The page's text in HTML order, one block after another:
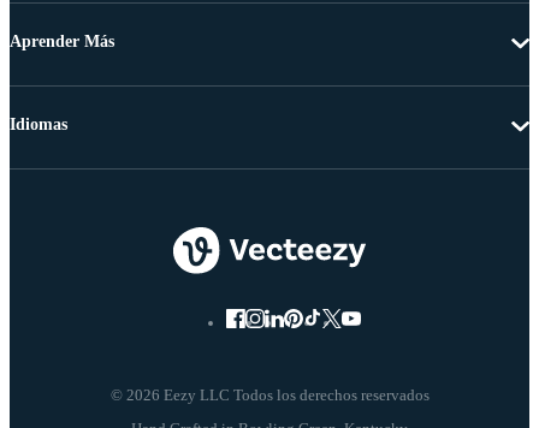
Aprender Más
© 2026 Eezy LLC Todos los derechos reservados
Idiomas